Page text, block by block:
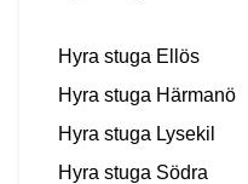
Hyra stuga Ellös
Hyra stuga Härmanö
Hyra stuga Lysekil
Hyra stuga Södra